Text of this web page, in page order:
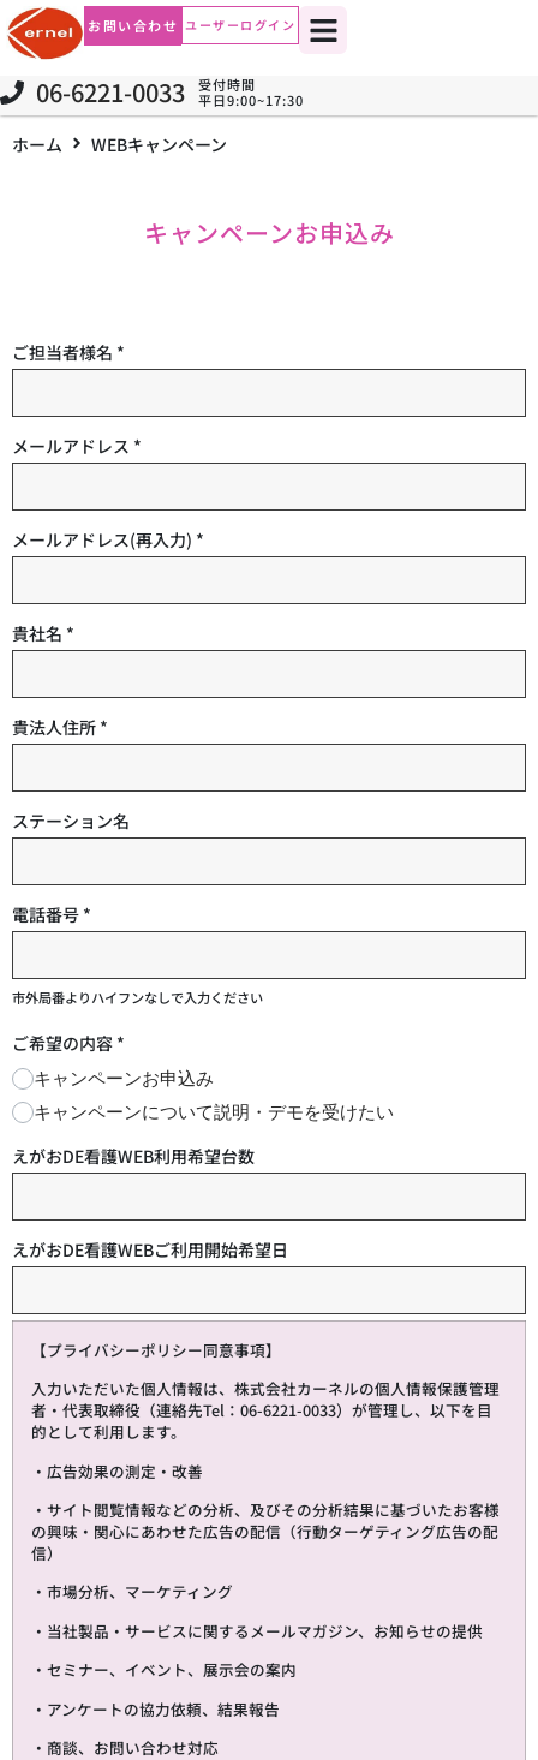
お問い合わせ ユーザーログイン
06-6221-0033
受付時間
平日9:00~17:30
ホーム WEBキャンペーン
キャンペーンお申込み
ご担当者様名 *
メールアドレス *
メールアドレス(再入力) *
貴社名 *
貴法人住所 *
ステーション名
電話番号 *
市外局番よりハイフンなしで入力ください
ご希望の内容 *
キャンペーンお申込み
キャンペーンについて説明・デモを受けたい
えがおDE看護WEB利用希望台数
えがおDE看護WEBご利用開始希望日
【プライバシーポリシー同意事項】
入力いただいた個人情報は、株式会社カーネルの個人情報保護管理
者・代表取締役（連絡先Tel：06-6221-0033）が管理し、以下を目
的として利用します。
・広告効果の測定・改善
・サイト閲覧情報などの分析、及びその分析結果に基づいたお客様
の興味・関心にあわせた広告の配信（行動ターゲティング広告の配
信）
・市場分析、マーケティング
・当社製品・サービスに関するメールマガジン、お知らせの提供
・セミナー、イベント、展示会の案内
・アンケートの協力依頼、結果報告
・商談、お問い合わせ対応